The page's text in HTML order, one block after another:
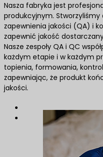
Nasza fabryka jest
produkcyjnym. Stworzyliśmy
zapewnienia jakości (QA) i
zapewnić jakość
Nasze zespoły QA i QC
każdym etapie i w każdym
topienia, formowania,
zapewniając, że produkt
jakości.